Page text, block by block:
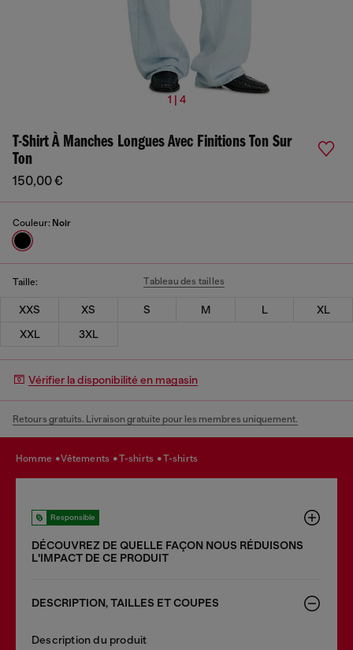
1 | 4
T-Shirt À Manches Longues Avec Finitions Ton Sur
Ton
150,00 €
Couleur: Noir
Taille: Tableau des tailles
XXS XS S M L
XL
XXL
3XL
Vérifier la disponibilité en magasin
Retours gratuits. Livraison gratuite pour les membres uniquement.
homme vêtements t-shirts t-shirts
Responsible
DÉCOUVREZ DE QUELLE FAÇON NOUS RÉDUISONS
LʹIMPACT DE CE PRODUIT
DESCRIPTION, TAILLES ET COUPES
Description du produit